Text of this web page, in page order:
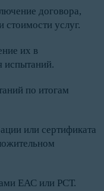
договора,
стоимости услуг.
их в
испытаний.
по итогам
или сертификата
ЕАС или РСТ.